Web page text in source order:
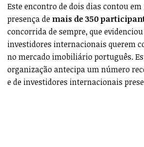
Este encontro de dois dias contou em
presença de mais de 350
concorrida de sempre, que evidenciou
investidores internacionais querem
no mercado imobiliário português.
organização antecipa um número
e de investidores internacionais